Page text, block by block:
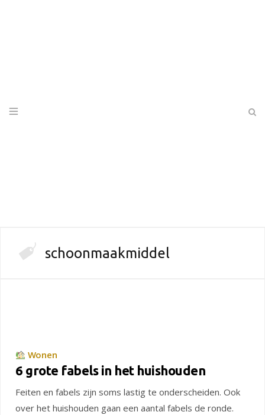
schoonmaakmiddel
Wonen
6 grote fabels in het huishouden
Feiten en fabels zijn soms lastig te onderscheiden. Ook
over het huishouden gaan een aantal fabels de ronde.